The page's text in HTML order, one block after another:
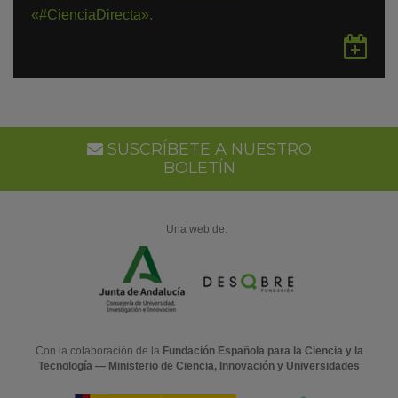
«#CienciaDirecta».
en
SUSCRÍBETE A NUESTRO
BOLETÍN
Una web de:
Con la colaboración de la Fundación Española para la Ciencia y la
Tecnología — Ministerio de Ciencia, Innovación y Universidades